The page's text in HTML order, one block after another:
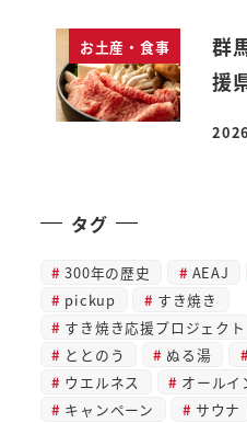
お土産・食事
群
援
投稿
タグ
300年の歴史 AEAJ
pickup
すき焼き
すき焼き応援プロジェクト
ととのう
ぬる湯
ウエルネス
オールイ
キャンペーン
サウナ